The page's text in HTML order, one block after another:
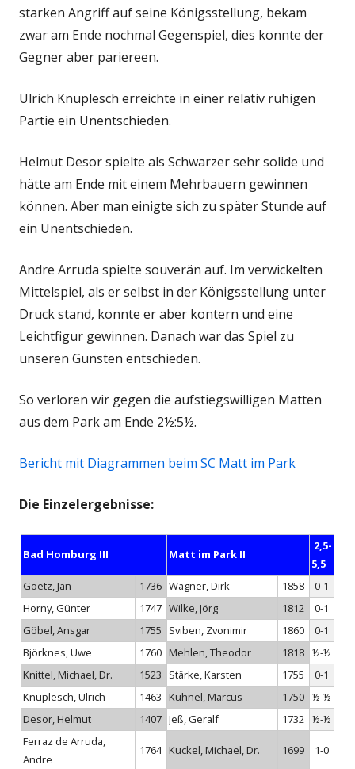
starken Angriff auf seine Königsstellung, bekam
zwar am Ende nochmal Gegenspiel, dies konnte der
Gegner aber pariereen.
Ulrich Knuplesch erreichte in einer relativ ruhigen
Partie ein Unentschieden.
Helmut Desor spielte als Schwarzer sehr solide und
hätte am Ende mit einem Mehrbauern gewinnen
können. Aber man einigte sich zu später Stunde auf
ein Unentschieden.
Andre Arruda spielte souverän auf. Im verwickelten
Mittelspiel, als er selbst in der Königsstellung unter
Druck stand, konnte er aber kontern und eine
Leichtfigur gewinnen. Danach war das Spiel zu
unseren Gunsten entschieden.
So verloren wir gegen die aufstiegswilligen Matten
aus dem Park am Ende 2½:5½.
Bericht mit Diagrammen beim SC Matt im Park
Die Einzelergebnisse:
Bad Homburg III Matt im Park II
2,5-
5,5
Goetz, Jan
1736 Wagner, Dirk 1858
0-1
Horny, Günter
1747 Wilke, Jörg 1812
0-1
Göbel, Ansgar
1755 Sviben, Zvonimir 1860
0-1
Björknes, Uwe
1760 Mehlen, Theodor 1818 ½-½
Knittel, Michael, Dr.
1523 Stärke, Karsten 1755
0-1
Knuplesch, Ulrich
1463 Kühnel, Marcus 1750 ½-½
Desor, Helmut
1407 Jeß, Geralf 1732 ½-½
Ferraz de Arruda,
Andre
1764 Kuckel, Michael, Dr. 1699 1-0